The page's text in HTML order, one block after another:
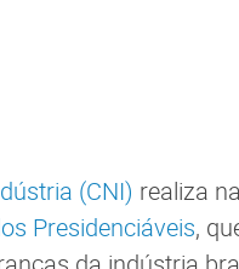
(CNI) realiza
Presidenciáveis,